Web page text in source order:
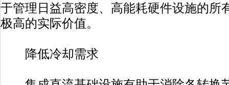
于管理日益高密度、高能耗硬件设施的所
极高的实际价值。
降低冷却需求